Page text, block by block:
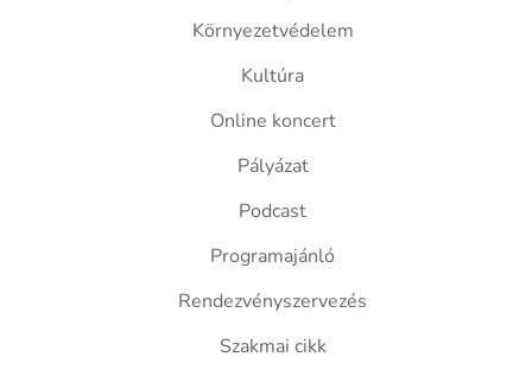
Környezetvédelem
Kultúra
Online koncert
Pályázat
Podcast
Programajánló
Rendezvényszervezés
Szakmai cikk